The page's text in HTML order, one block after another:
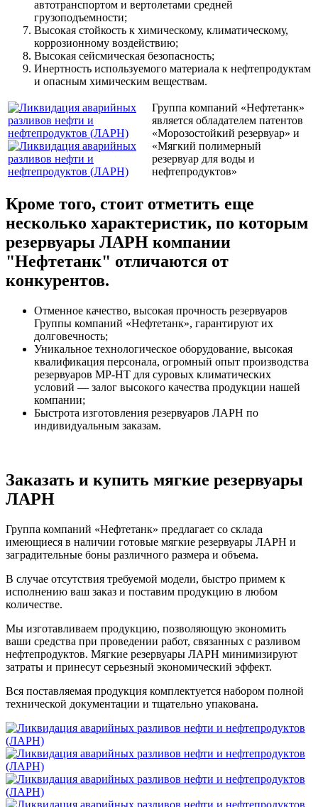
автотранспортом и вертолетами средней
грузоподъемности;
Высокая стойкость к химическому, климатическому,
коррозионному воздействию;
Высокая сейсмическая безопасность;
Инертность используемого материала к нефтепродуктам
и опасным химическим веществам.
Группа компаний «Нефтетанк»
является обладателем патентов
«Морозостойкий резервуар» и
«Мягкий полимерный
резервуар для воды и
нефтепродуктов»
Кроме того, стоит отметить еще
несколько характеристик, по которым
резервуары ЛАРН компании
"Нефтетанк" отличаются от
конкурентов.
Отменное качество, высокая прочность резервуаров
Группы компаний «Нефтетанк», гарантируют их
долговечность;
Уникальное технологическое оборудование, высокая
квалификация персонала, огромный опыт производства
резервуаров МР-НТ для суровых климатических
условий — залог высокого качества продукции нашей
компании;
Быстрота изготовления резервуаров ЛАРН по
индивидуальным заказам.
Заказать и купить мягкие резервуары
ЛАРН
Группа компаний «Нефтетанк» предлагает со склада
имеющиеся в наличии готовые мягкие резервуары ЛАРН и
заградительные боны различного размера и объема.
В случае отсутствия требуемой модели, быстро примем к
исполнению ваш заказ и поставим продукцию в любом
количестве.
Мы изготавливаем продукцию, позволяющую экономить
ваши средства при проведении работ, связанных с разливом
нефтепродуктов. Мягкие резервуары ЛАРН минимизируют
затраты и принесут серьезный экономический эффект.
Вся поставляемая продукция комплектуется набором полной
технической документации и тщательно упакована.